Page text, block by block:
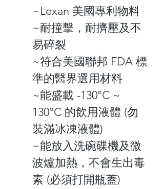
~Lexan 美國專利物料
~耐撞擊，耐擠壓及不
易碎裂
~符合美國聯邦 FDA 標
準的醫界選用材料
~能盛載 -130°C ~
130°C 的飲用液體 (勿
裝滿冰凍液體)
~能放入洗碗碟機及微
波爐加熱，不會生出毒
素 (必須打開瓶蓋)